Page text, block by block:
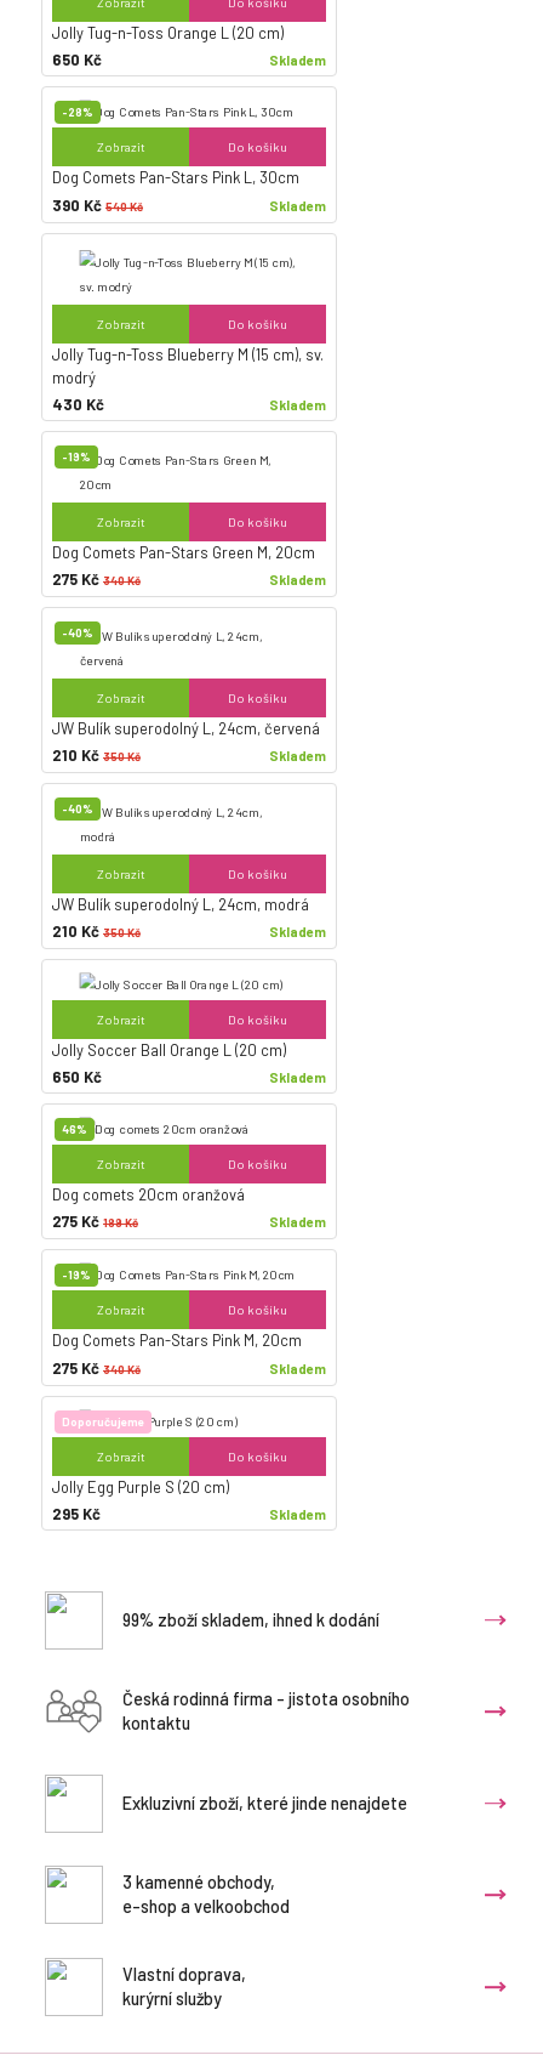
Jolly Tug-n-Toss Orange L (20 cm)
650 Kč
Skladem
-28%
Zobrazit Do košíku
Dog Comets Pan-Stars Pink L, 30cm
390 Kč 540 Kč Skladem
Zobrazit Do košíku
Jolly Tug-n-Toss Blueberry M (15 cm), sv.
modrý
430 Kč
Skladem
-19%
Zobrazit Do košíku
Dog Comets Pan-Stars Green M, 20cm
275 Kč 340 Kč Skladem
-40%
Zobrazit Do košíku
JW Bulík superodolný L, 24cm, červená
210 Kč 350 Kč Skladem
-40%
Zobrazit Do košíku
JW Bulík superodolný L, 24cm, modrá
210 Kč 350 Kč Skladem
Zobrazit Do košíku
Jolly Soccer Ball Orange L (20 cm)
650 Kč
Skladem
46%
Zobrazit Do košíku
Dog comets 20cm oranžová
275 Kč 189 Kč Skladem
-19%
Zobrazit Do košíku
Dog Comets Pan-Stars Pink M, 20cm
275 Kč 340 Kč Skladem
Doporučujeme
Zobrazit Do košíku
Jolly Egg Purple S (20 cm)
295 Kč
Skladem
99% zboží skladem, ihned k dodání
Česká rodinná firma - jistota osobního
kontaktu
Exkluzivní zboží, které jinde nenajdete
3 kamenné obchody,
e-shop a velkoobchod
Vlastní doprava,
kurýrní služby